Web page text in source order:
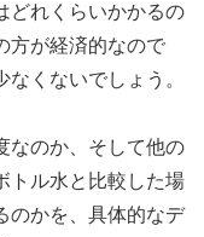
どれくらいかかるの
方が経済的なので
くないでしょう。
なのか、そして他の
トル水と比較した場
のかを、具体的なデ